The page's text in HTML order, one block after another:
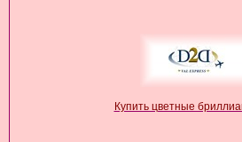
Купить цветные